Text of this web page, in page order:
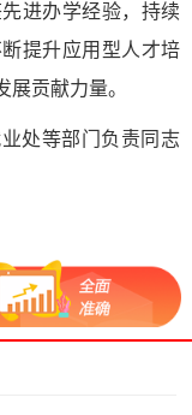
进办学经验，持续
提升应用型人才培
贡献力量。
处等部门负责同志